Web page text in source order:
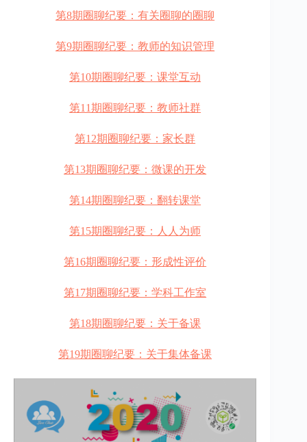
第8期圈聊纪要：有关圈聊的圈聊
第9期圈聊纪要：教师的知识管理
第10期圈聊纪要：课堂互动
第11期圈聊纪要：教师社群
第12期圈聊纪要：家长群
第13期圈聊纪要：微课的开发
第14期圈聊纪要：翻转课堂
第15期圈聊纪要：人人为师
第16期圈聊纪要：形成性评价
第17期圈聊纪要：学科工作室
第18期圈聊纪要：关于备课
第19期圈聊纪要：关于集体备课